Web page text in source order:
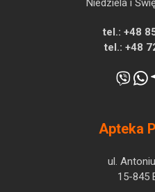
Niedziela i
tel.: +48
tel.: +48
Apteka
ul.
15-845